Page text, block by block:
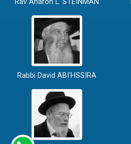
Rav Aharon L. STEINMAN
Rabbi David ABI'HSSIRA